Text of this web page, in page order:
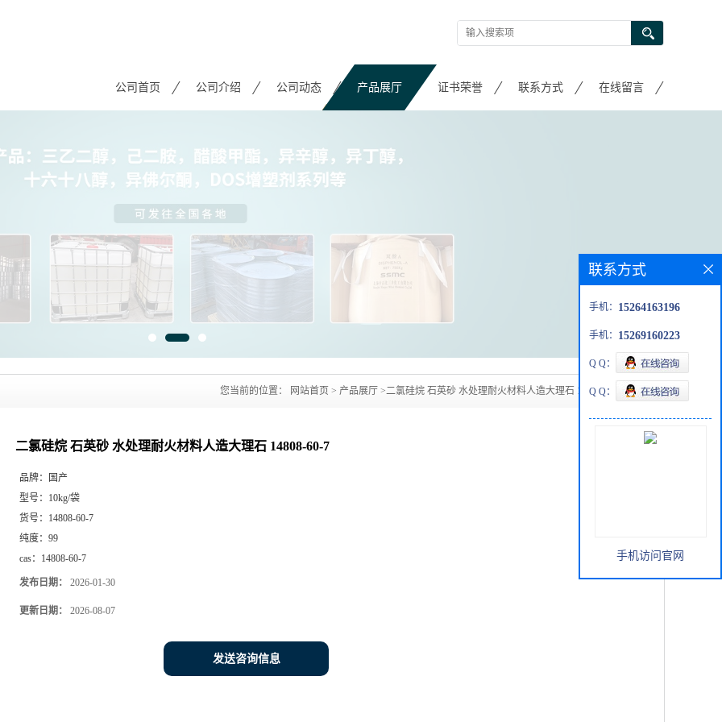
公司首页 公司介绍 公司动态 产品展厅 证书荣誉 联系方式 在线留言
您当前的位置： 网站首页 > 产品展厅 >二氯硅烷 石英砂 水处理耐火材料人造大理石 14808-60-7
二氯硅烷 石英砂 水处理耐火材料人造大理石 14808-60-7
品牌：
国产
型号： 10kg/袋
货号： 14808-60-7
纯度： 99
cas： 14808-60-7
发布日期： 2026-01-30
更新日期： 2026-08-07
发送咨询信息
联系方式
手机： 15264163196
手机： 15269160223
Q Q：
Q Q：
手机访问官网